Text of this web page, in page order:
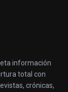
información
total con
crónicas,